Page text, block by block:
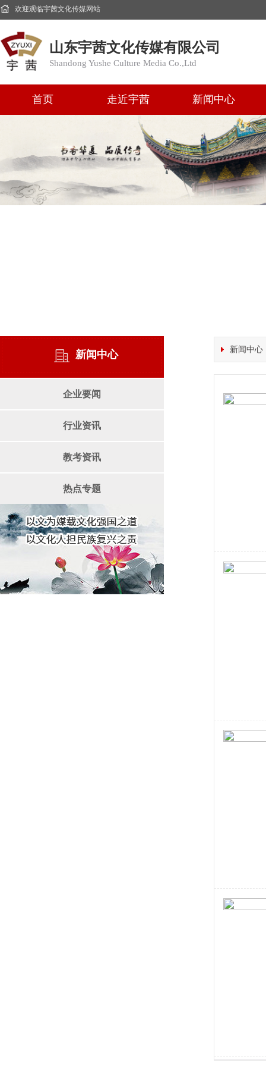
欢迎观临宇茜文化传媒网站
山东宇茜文化传媒有限公司
Shandong Yushe Culture Media Co.,Ltd
首页 走近宇茜 新闻中心
新闻中心
企业要闻
行业资讯
教考资讯
热点专题
新闻中心